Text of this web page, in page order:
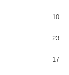
10
23
17